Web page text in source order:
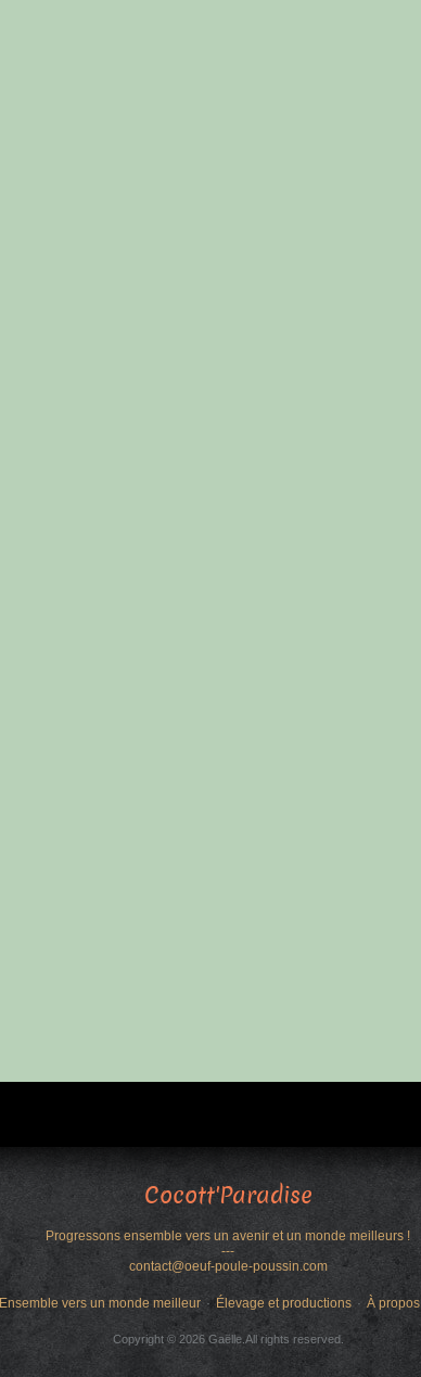
Cocott'Paradise
Progressons ensemble vers un avenir et un monde meilleurs !
---
contact@oeuf-poule-poussin.com
vers un monde meilleur Élevage et productions À propos
Copyright © 2026 Gaëlle.All rights reserved.